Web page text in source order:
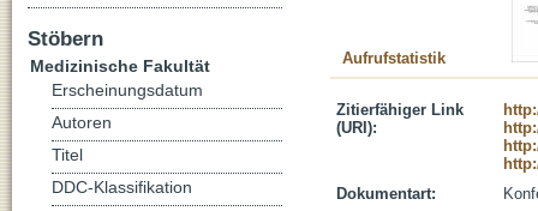
Aufrufstatistik
Zitierfähiger Link
(URI):
Dokumentart:
Stöbern
Medizinische Fakultät
Erscheinungsdatum
Autoren
Titel
DDC-Klassifikation